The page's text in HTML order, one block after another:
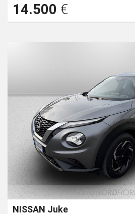
14.500 €
NISSAN Juke